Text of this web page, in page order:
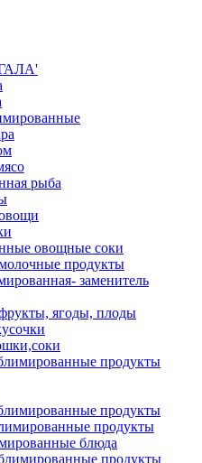
рыба
овощные соки
продукты
заменитель
ягоды, плоды
продукты
продукты
продукты
блюда
продукты